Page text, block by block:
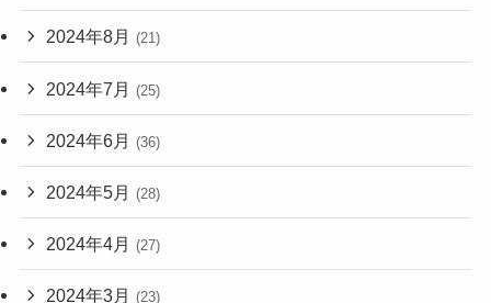
2024年8月 (21)
2024年7月 (25)
2024年6月 (36)
2024年5月 (28)
2024年4月 (27)
2024年3月 (23)